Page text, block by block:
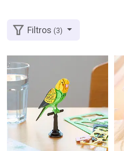
Filtros(3)